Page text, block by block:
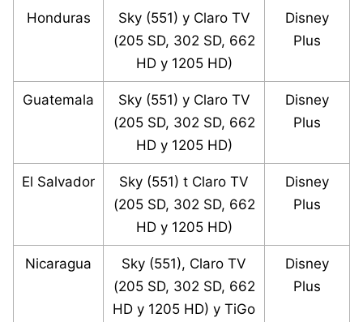
Honduras
Sky (551) y Claro TV
(205 SD, 302 SD, 662
HD y 1205 HD)
Disney
Plus
Guatemala
Sky (551) y Claro TV
(205 SD, 302 SD, 662
HD y 1205 HD)
Disney
Plus
El Salvador
Sky (551) t Claro TV
(205 SD, 302 SD, 662
HD y 1205 HD)
Disney
Plus
Nicaragua
Sky (551), Claro TV
(205 SD, 302 SD, 662
HD y 1205 HD) y TiGo
Disney
Plus